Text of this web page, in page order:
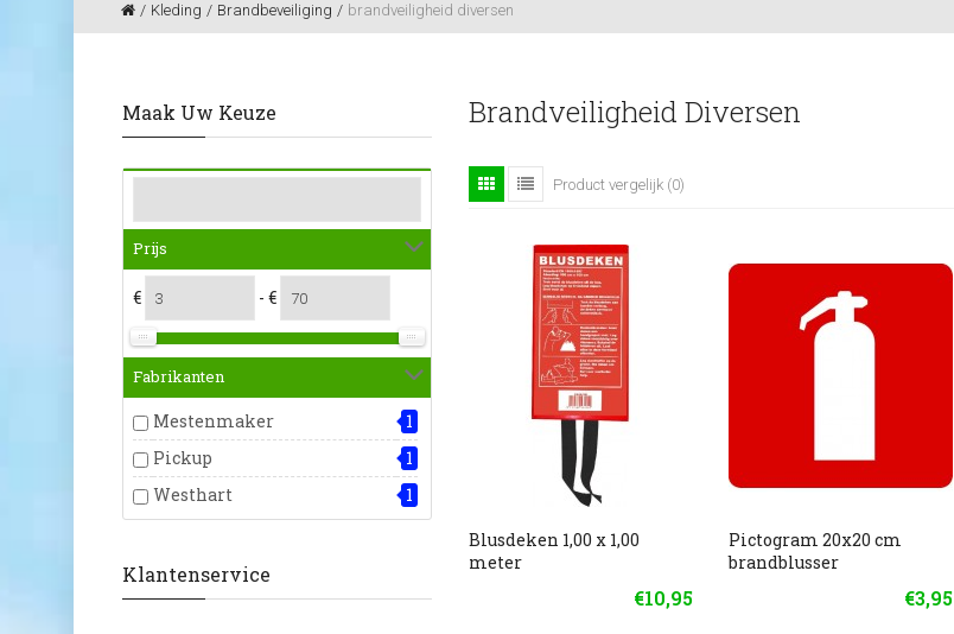
Kleding Brandbeveiliging brandveiligheid diversen
Maak Uw Keuze
Prijs
€ - €
Fabrikanten
Mestenmaker
1
Pickup
1
Westhart
1
Klantenservice
Brandveiligheid Diversen
Product vergelijk (0)
Blusdeken 1,00 x 1,00
meter
€10,95
Pictogram 20x20 cm
brandblusser
€3,95